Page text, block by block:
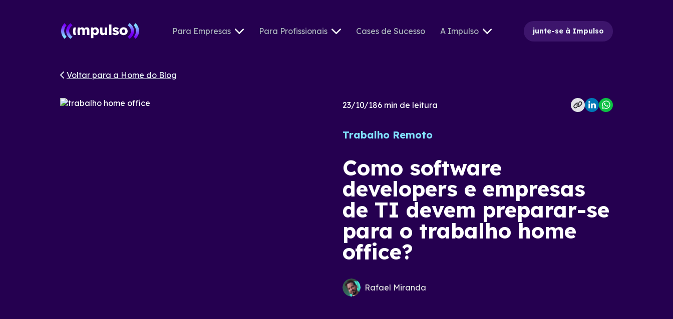
Para Empresas Para Profissionais Cases de Sucesso A Impulso junte-se à Impulso
Voltar para a Home do Blog
23/10/186 min de leitura
Trabalho Remoto
Como software
developers e empresas
de TI devem preparar-se
para o trabalho home
office?
Rafael Miranda